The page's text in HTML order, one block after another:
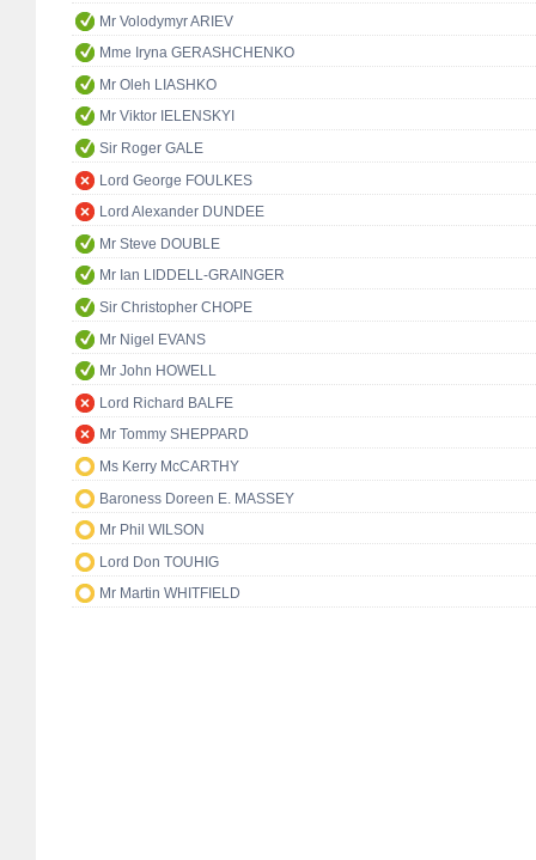
Mr Volodymyr ARIEV
Mme Iryna GERASHCHENKO
Mr Oleh LIASHKO
Mr Viktor IELENSKYI
Sir Roger GALE
Lord George FOULKES
Lord Alexander DUNDEE
Mr Steve DOUBLE
Mr Ian LIDDELL-GRAINGER
Sir Christopher CHOPE
Mr Nigel EVANS
Mr John HOWELL
Lord Richard BALFE
Mr Tommy SHEPPARD
Ms Kerry McCARTHY
Baroness Doreen E. MASSEY
Mr Phil WILSON
Lord Don TOUHIG
Mr Martin WHITFIELD